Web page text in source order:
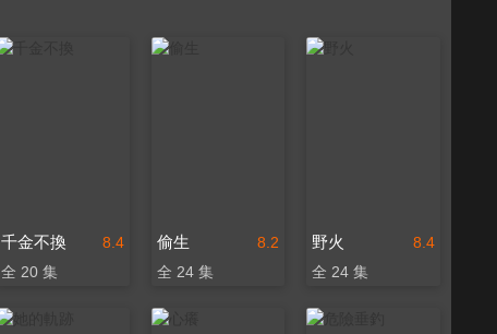
8.4
千金不換
全 20 集
8.2
偷生
全 24 集
8.4
野火
全 24 集